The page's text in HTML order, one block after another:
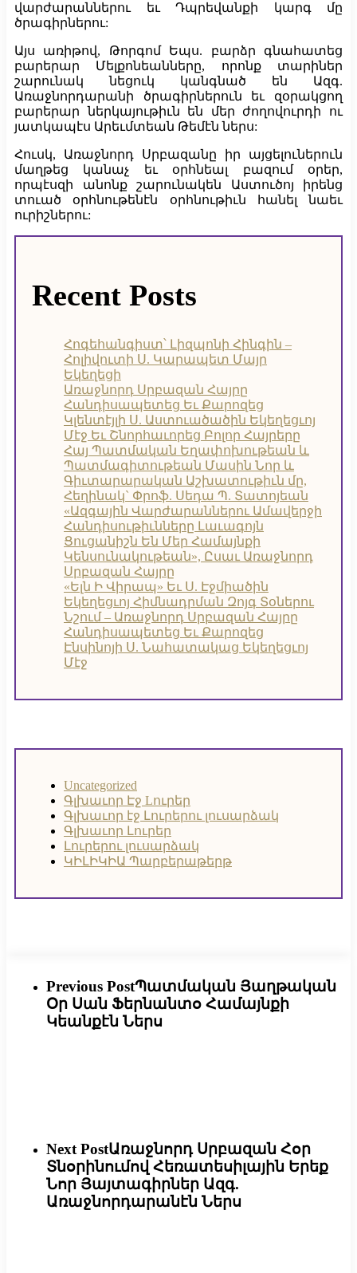
վարժարաններու եւ Դպրեվանքի կարգ մը
ծրագիրներու:
Այս առիթով, Թորգոմ Եպս. բարձր գնահատեց
բարերար Մելքոնեանները, որոնք տարիներ
շարունակ նեցուկ կանգնած են Ազգ.
Առաջնորդարանի ծրագիրներուն եւ զօրակցող
բարերար ներկայութիւն են մեր ժողովուրդի ու
յատկապէս Արեւմտեան Թեմէն ներս:
Հուսկ, Առաջնորդ Սրբազանը իր այցելուներուն
մաղթեց կանաչ եւ օրհնեալ բազում օրեր,
որպէսզի անոնք շարունակեն Աստուծոյ իրենց
տուած օրհնութենէն օրհնութիւն հանել նաեւ
ուրիշներու:
Recent Posts
Հոգեհանգիստ՝ Լիզպոնի Հինգին –
Հոլիվուտի Ս. Կարապետ Մայր
Եկեղեցի
Առաջնորդ Սրբազան Հայրը
Հանդիսապետեց Եւ Քարոզեց
Կլենտէյլի Ս. Աստուածածին Եկեղեցւոյ
Մէջ Եւ Շնորհաւորեց Բոլոր Հայրերը
Հայ Պատմական Եղափոխութեան և
Պատմագիտութեան Մասին Նոր և
Գիւտարարական Աշխատութիւն մը,
Հեղինակ` Փրոֆ. Սեդա Պ. Տատոյեան
«Ազգային Վարժարաններու Ամավերջի
Հանդիսութիւնները Լաւագոյն
Ցուցանիշն Են Մեր Համայնքի
Կենսունակութեան», Ըսաւ Առաջնորդ
Սրբազան Հայրը
«Ելն Ի Վիրապ» Եւ Ս. Էջմիածին
Եկեղեցւոյ Հիմնադրման Զոյգ Տօներու
Նշում – Առաջնորդ Սրբազան Հայրը
Հանդիսապետեց Եւ Քարոզեց
Էնսինոյի Ս. Նահատակաց Եկեղեցւոյ
Մէջ
Uncategorized
Գլխաւոր Էջ Lուրեր
Գլխաւոր էջ Լուրերու լուսարձակ
Գլխաւոր Լուրեր
Լուրերու լուսարձակ
ԿԻԼԻԿԻԱ Պարբերաթերթ
Previous PostՊատմական Յաղթական
Օր Սան Ֆերնանտօ Համայնքի
Կեանքէն Ներս
Next PostԱռաջնորդ Սրբազան Հօր
Տնօրինումով Հեռատեսիլային Երեք
Նոր Յայտագիրներ Ազգ.
Առաջնորդարանէն Ներս